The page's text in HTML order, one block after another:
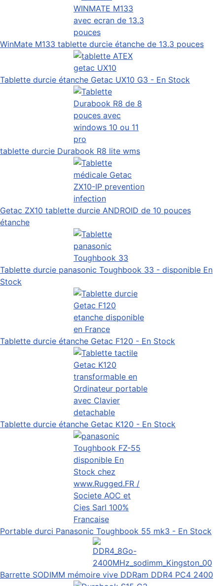
WinMate M133 tablette durcie étanche de 13.3 pouces
Tablette durcie étanche Getac UX10 G3 - En Stock
tablette durcie Durabook R8 lite wms
Getac ZX10 tablette durcie ANDROID de 10 pouces
étanche
Tablette durcie panasonic Toughbook 33 - disponible En
Stock
Tablette durcie étanche Getac F120 - En Stock
Tablette durcie étanche Getac K120 - En Stock
Portable durci Panasonic Toughbook 55 mk3 - En Stock
Barrette SODIMM mémoire vive DDRam DDR4 PC4 2400